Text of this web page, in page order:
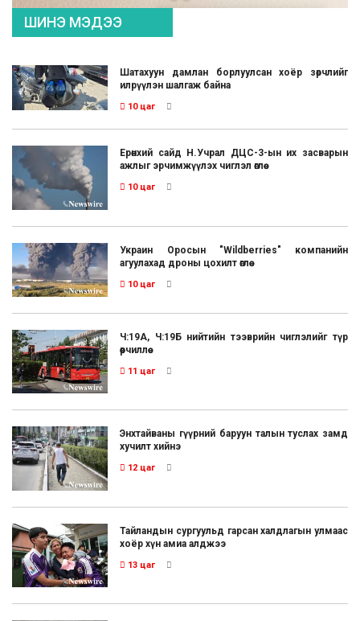
ШИНЭ МЭДЭЭ
Шатахуун дамлан борлуулсан хоёр зөрчлийг
илрүүлэн шалгаж байна
10 цаг
Ерөнхий сайд Н.Учрал ДЦС-3-ын их засварын
ажлыг эрчимжүүлэх чиглэл өглөө
10 цаг
Украин Оросын "Wildberries" компанийн
агуулахад дроны цохилт өглөө
10 цаг
Ч:19А, Ч:19Б нийтийн тээврийн чиглэлийг түр
өөрчиллөө
11 цаг
Энхтайваны гүүрний баруун талын туслах замд
хучилт хийнэ
12 цаг
Тайландын сургуульд гарсан халдлагын улмаас
хоёр хүн амиа алджээ
13 цаг